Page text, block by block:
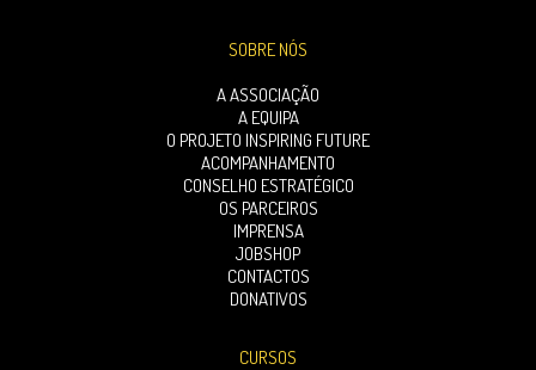
SOBRE NÓS
A ASSOCIAÇÃO
A EQUIPA
O PROJETO INSPIRING FUTURE
ACOMPANHAMENTO
CONSELHO ESTRATÉGICO
OS PARCEIROS
IMPRENSA
JOBSHOP
CONTACTOS
DONATIVOS
CURSOS